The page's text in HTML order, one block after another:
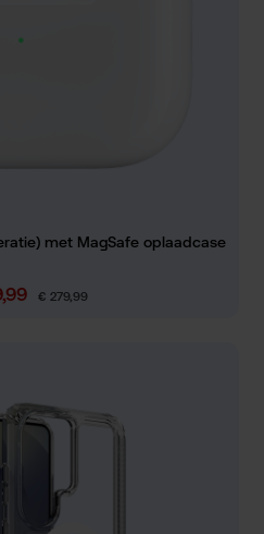
met MagSafe oplaadcase
Normale prijs:
€ 279,99